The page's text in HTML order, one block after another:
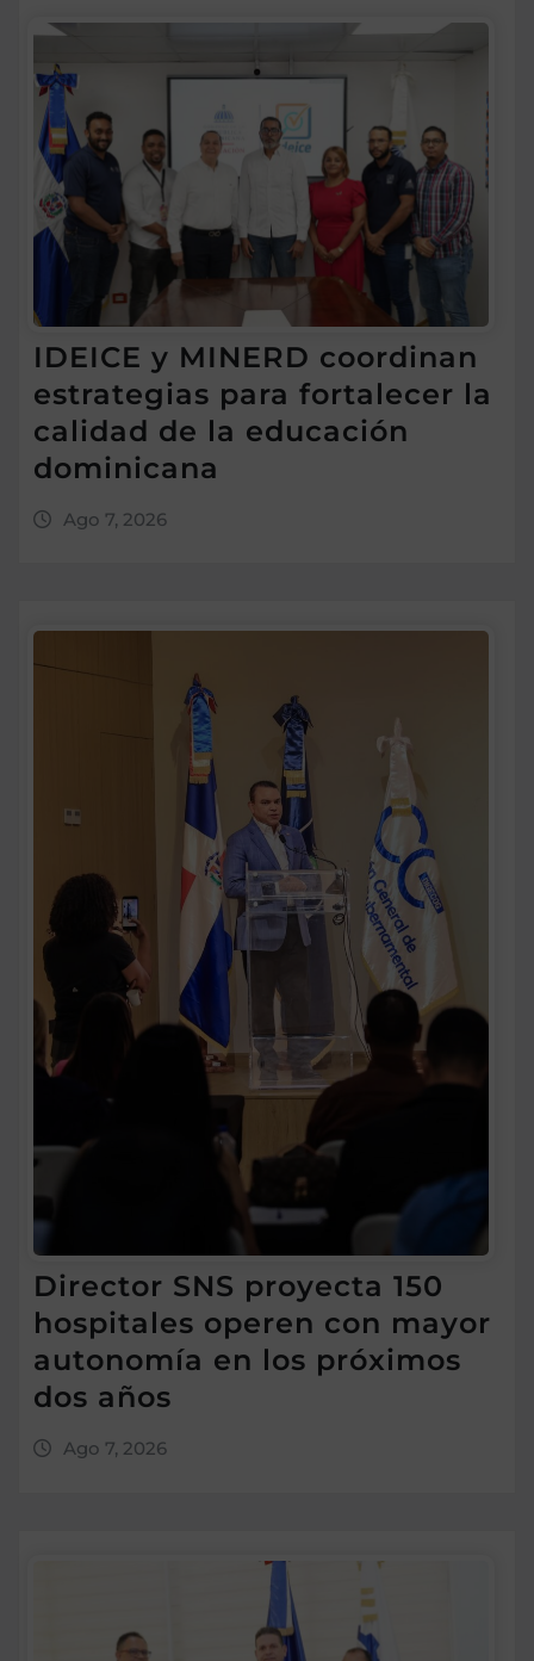
IDEICE y MINERD coordinan
estrategias para fortalecer la
calidad de la educación
dominicana
Ago 7, 2026
Director SNS proyecta 150
hospitales operen con mayor
autonomía en los próximos
dos años
Ago 7, 2026